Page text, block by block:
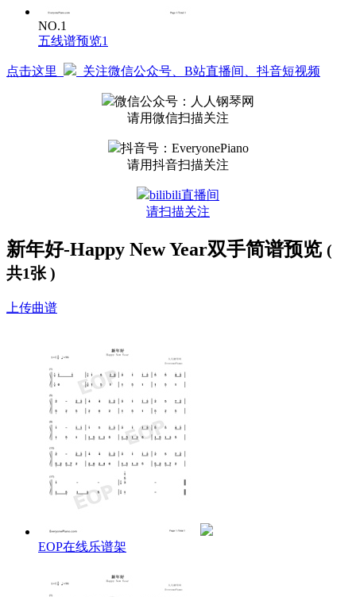
NO.1
五线谱预览1
点击这里 关注微信公众号、B站直播间、抖音短视频
微信公众号：人人钢琴网
请用微信扫描关注
抖音号：EveryonePiano
请用抖音扫描关注
bilibili直播间
请扫描关注
新年好-Happy New Year双手简谱预览 (
共1张 )
上传曲谱
EOP在线乐谱架